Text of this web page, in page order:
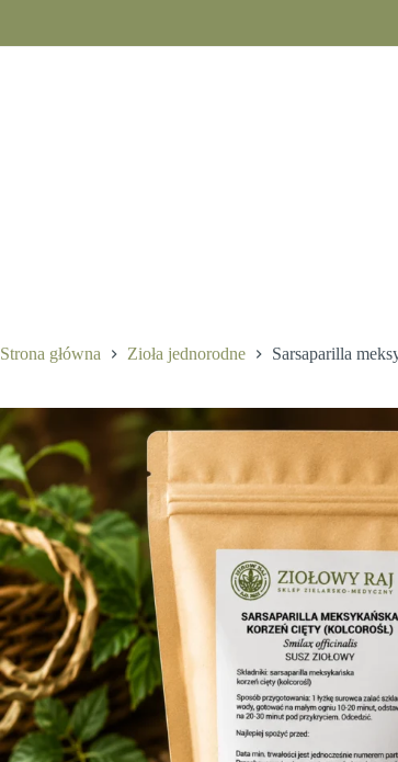
treści
Strona główna Zioła jednorodne Sarsaparilla